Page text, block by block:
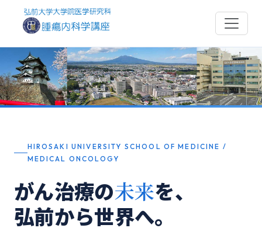
HIROSAKI UNIVERSITY SCHOOL OF MEDICINE /
MEDICAL ONCOLOGY
がん治療の未来を、
弘前から世界へ。